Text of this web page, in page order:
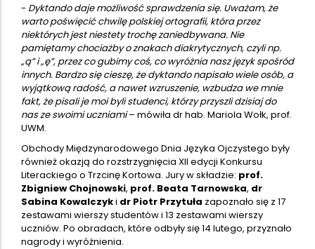
- Dyktando daje możliwość sprawdzenia się. Uważam, że
warto poświęcić chwilę polskiej ortografii, która przez
niektórych jest niestety trochę zaniedbywana. Nie
pamiętamy chociażby o znakach diakrytycznych, czyli np.
„ą” i „ę”, przez co gubimy coś, co wyróżnia nasz język spośród
innych. Bardzo się cieszę, że dyktando napisało wiele osób, a
wyjątkową radość, a nawet wzruszenie, wzbudza we mnie
fakt, że pisali je moi byli studenci, którzy przyszli dzisiaj do
nas ze swoimi uczniami– mówiła dr hab. Mariola Wołk, prof.
UWM.
Obchody Międzynarodowego Dnia Języka Ojczystego były
również okazją do rozstrzygnięcia XII edycji Konkursu
Literackiego o Trzcinę Kortowa. Jury w składzie: prof.
Zbigniew Chojnowski, prof. Beata Tarnowska, dr
Sabina Kowalczyki dr Piotr Przytuła zapoznało się z 17
zestawami wierszy studentów i 13 zestawami wierszy
uczniów. Po obradach, które odbyły się 14 lutego, przyznało
nagrody i wyróżnienia.